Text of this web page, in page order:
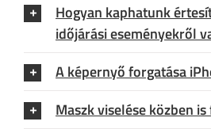
Hogyan kaphatunk
időjárási eseményekről
A képernyő forgatása
Maszk viselése közben